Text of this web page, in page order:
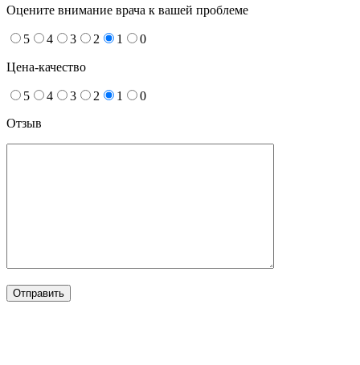
Оцените внимание врача к вашей проблеме
5 4 3 2 1 0
Цена-качество
5 4 3 2 1
0
Отзыв